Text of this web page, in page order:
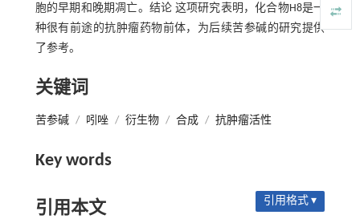
胞的早期和晚期凋亡。结论 这项研究表明，化合物H8是一
种很有前途的抗肿瘤药物前体，为后续苦参碱的研究提供
了参考。
关键词
苦参碱 / 吲唑 / 衍生物 / 合成 / 抗肿瘤活性
Key words
引用本文 引用格式 ▾